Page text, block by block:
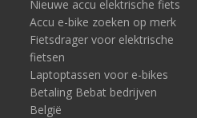
Nieuwe accu elektrische fiets
Accu e-bike zoeken op merk
Fietsdrager voor elektrische
fietsen
Laptoptassen voor e-bikes
Betaling Bebat bedrijven
België